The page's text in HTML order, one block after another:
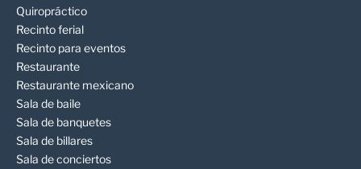
Quiropráctico
Recinto ferial
Recinto para eventos
Restaurante
Restaurante mexicano
Sala de baile
Sala de banquetes
Sala de billares
Sala de conciertos